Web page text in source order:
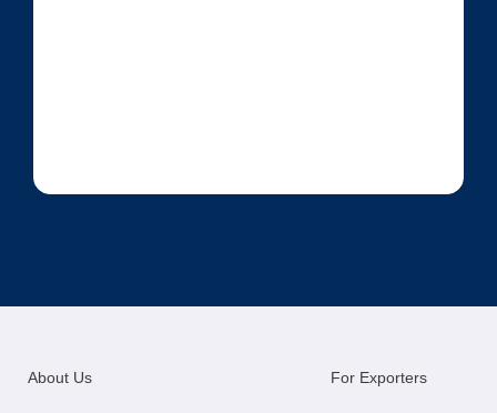
About Us For Exporters